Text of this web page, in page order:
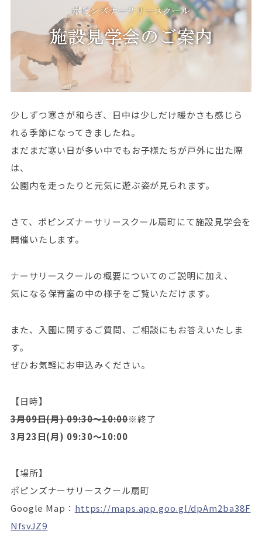
少しずつ寒さが和らぎ、日中は少しだけ暖かさも感じら
れる季節になってきましたね。
まだまだ寒い日が多い中でもお子様たちが戸外に出た際
は、
公園内を走ったりと元気に遊ぶ姿が見られます。
さて、ポピンズナーサリースクール扇町にて施設見学会を
開催いたします。
ナーサリースクールの概要についてのご説明に加え、
気になる保育室の中の様子をご覧いただけます。
また、入園に関するご質問、ご相談にもお答えいたしま
す。
ぜひお気軽にお申込みください。
【日時】
3月09日(月) 09:30～10:00※終了
3月23日(月) 09:30～10:00
【場所】
ポピンズナーサリースクール扇町
Google Map： https://maps.app.goo.gl/dpAm2ba38F
NfsvJZ9